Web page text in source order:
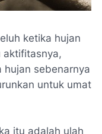
ketika hujan
aktifitasnya,
sebenarnya
untuk umat
itu adalah ulah